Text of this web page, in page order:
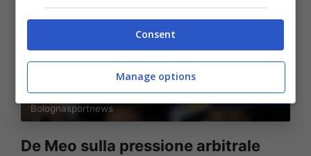
Caso arbitri, la testimonianza dell’ex fischietto e le
parole su Gravina, Chinè e Rocchi (Foto di Getty
Images/Getty Images Via One Football)
Bolognasportnews
De Meo sulla pressione arbitrale
Consent
Manage options